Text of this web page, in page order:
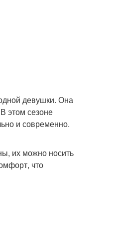
девушки. Она
этом сезоне
и современно.
их можно носить
что